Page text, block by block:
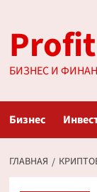
содержимому
БИЗНЕС И
Бизнес
ГЛАВНАЯ